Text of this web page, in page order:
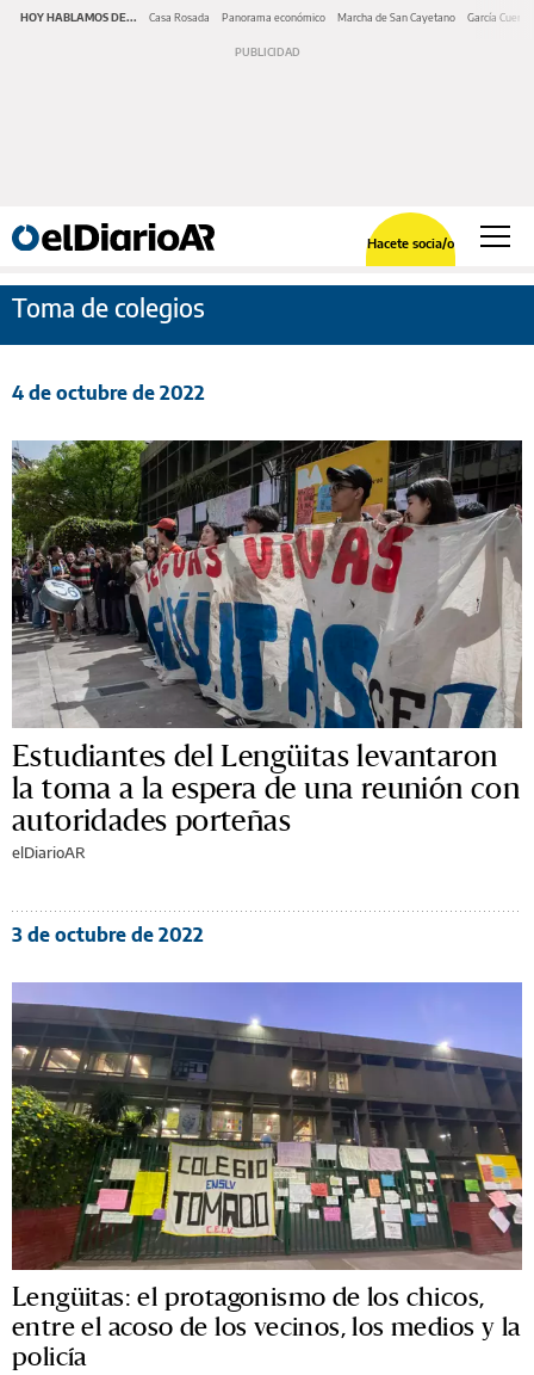
HOY HABLAMOS DE... Casa Rosada Panorama económico Marcha de San Cayetano García Cuerva
Hacete socia/o
Toma de colegios
4 de octubre de 2022
Estudiantes del Lengüitas levantaron
la toma a la espera de una reunión con
autoridades porteñas
elDiarioAR
3 de octubre de 2022
Lengüitas: el protagonismo de los chicos,
entre el acoso de los vecinos, los medios y la
policía